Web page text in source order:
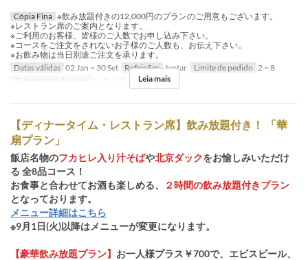
Cópia Fina ※飲み放題付きの12,000円のプランのご用意もございます。
※レストラン席のご案内となります。
※ご利用のお客様、皆様のご人数でお申し込み下さい。
※コースをご注文をされないお子様のご人数も、お伝え下さい。
※お飲み物は当日別途ご注文を承ります。
Datas válidas 02 Jan ~ 30 Set Refeições Jantar Limite de pedido 2 ~ 8
Categoria de Assento
レストラン席Leia mais
【ディナータイム・レストラン席】飲み放題付き！ 「華
扇プラン」
飯店名物のフカヒレ入り汁そばや北京ダックをお愉しみいただけ
る 全8品コース！
お食事と合わせてお酒も楽しめる、
２時間の飲み放題付きプラン
となっております。
メニュー詳細はこちら
※9月1日(火)以降はメニューが変更になります。
【豪華飲み放題プラン】 お一人様プラス￥700で、エビスビール、